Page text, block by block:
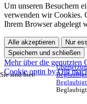
Sie sind hier:
Um unseren Besuchern
verwenden wir Cookies.
Ihrem Browser abgelegt
Alle akzeptieren
Nur
Speichern und schließen
Mehr über die genutzten
Cookie optin by Olli